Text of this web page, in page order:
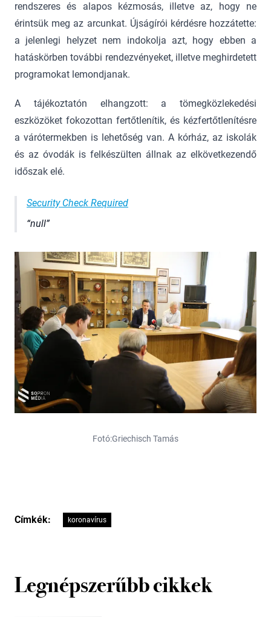
rendszeres és alapos kézmosás, illetve az, hogy ne
érintsük meg az arcunkat. Újságírói kérdésre hozzátette:
a jelenlegi helyzet nem indokolja azt, hogy ebben a
hatáskörben további rendezvényeket, illetve meghirdetett
programokat lemondjanak.
A tájékoztatón elhangzott: a tömegközlekedési
eszközöket fokozottan fertőtlenítik, és kézfertőtlenítésre
a várótermekben is lehetőség van. A kórház, az iskolák
és az óvodák is felkészülten állnak az elkövetkezendő
időszak elé.
Security Check Required
null
Fotó:Griechisch Tamás
Címkék: koronavírus
Legnépszerűbb cikkek